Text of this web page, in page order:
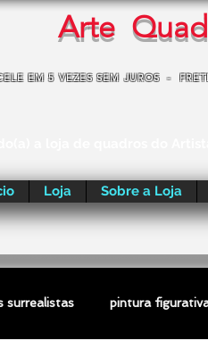
Arte
EM 5 VEZES SEM JUROS -
Loja Sobre a Loja
surrealistas pintura